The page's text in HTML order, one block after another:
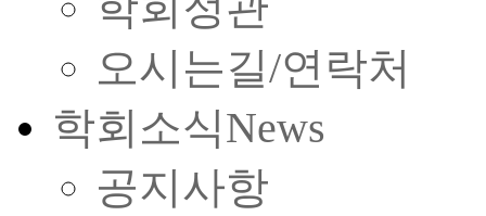
오시는길/연락처
학회소식News
공지사항